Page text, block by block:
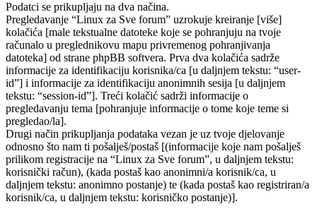
Podatci se prikupljaju na dva načina.
Pregledavanje “Linux za Sve forum” uzrokuje kreiranje [više]
kolačića [male tekstualne datoteke koje se pohranjuju na tvoje
računalo u preglednikovu mapu privremenog pohranjivanja
datoteka] od strane phpBB softvera. Prva dva kolačića sadrže
informacije za identifikaciju korisnika/ca [u daljnjem tekstu: “user-
id”] i informacije za identifikaciju anonimnih sesija [u daljnjem
tekstu: “session-id”]. Treći kolačić sadrži informacije o
pregledavanju tema [pohranjuje informacije o tome koje teme si
pregledao/la].
Drugi način prikupljanja podataka vezan je uz tvoje djelovanje
odnosno što nam ti pošalješ/postaš [(informacije koje nam pošalješ
prilikom registracije na “Linux za Sve forum”, u daljnjem tekstu:
korisnički račun), (kada postaš kao anonimni/a korisnik/ca, u
daljnjem tekstu: anonimno postanje) te (kada postaš kao registriran/a
korisnik/ca, u daljnjem tekstu: korisničko postanje)].